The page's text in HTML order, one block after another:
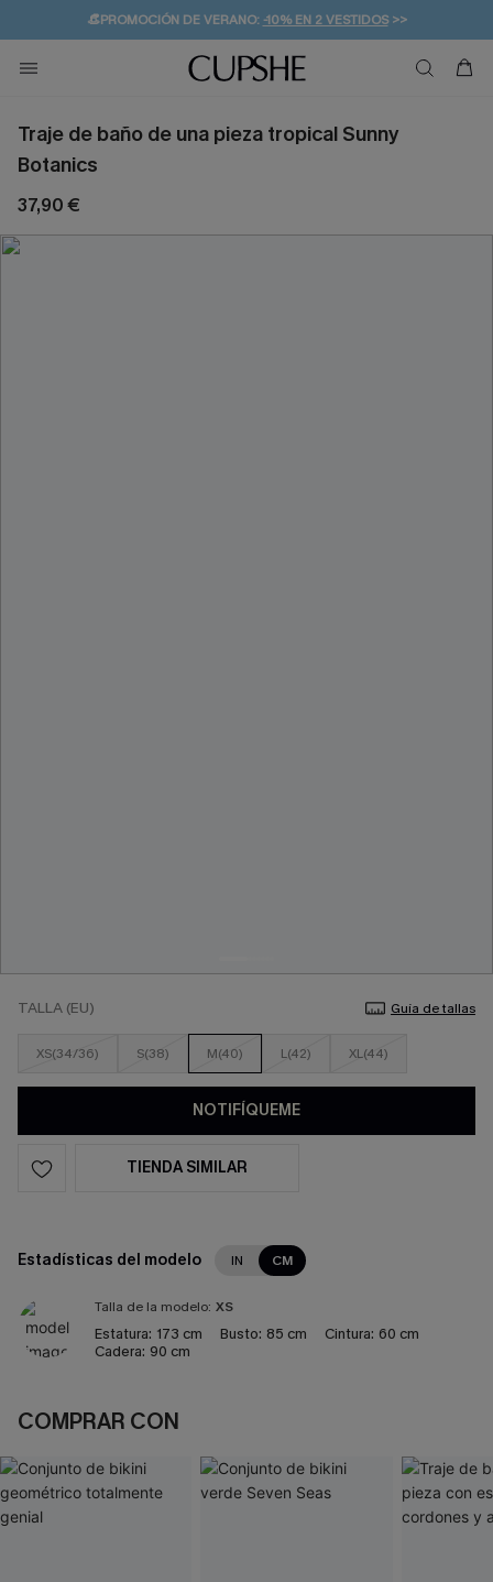
👒PROMOCIÓN DE VERANO:-10% EN 2 VESTIDOS>>
💌¡SUSCRIBIRSE & GANAR -10% EXTRA!
🚚ENVÍO GRATUITO A PARTIR DE 49 € >>
Traje de baño de una pieza tropical Sunny
Botanics
37,90 €
TALLA (EU) Guía de tallas
XS(34/36) S(38) M(40) L(42) XL(44)
NOTIFÍQUEME
TIENDA SIMILAR
Estadísticas del modelo IN CM
Talla de la modelo: XS
Estatura: 173 cm Busto: 85 cm Cintura: 60 cm
Cadera: 90 cm
COMPRAR CON